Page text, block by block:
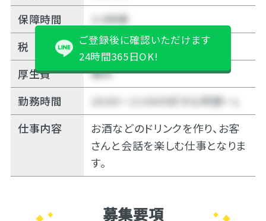
保障時間
3.5時間
税
10%
厚生費
無料
勤務時間
20:00～21:00の好きな時間～Ｌ
仕事内容
お酒などのドリンクを作り、お客
さんと会話を楽しむ仕事となりま
す。
ご登録後に確認いただけます
24時間365日OK!
募集要項